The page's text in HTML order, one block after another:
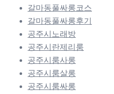
갈마동풀싸롱코스
갈마동풀싸롱후기
공주시노래방
공주시란제리룸
공주시룸사롱
공주시룸살롱
공주시룸싸롱